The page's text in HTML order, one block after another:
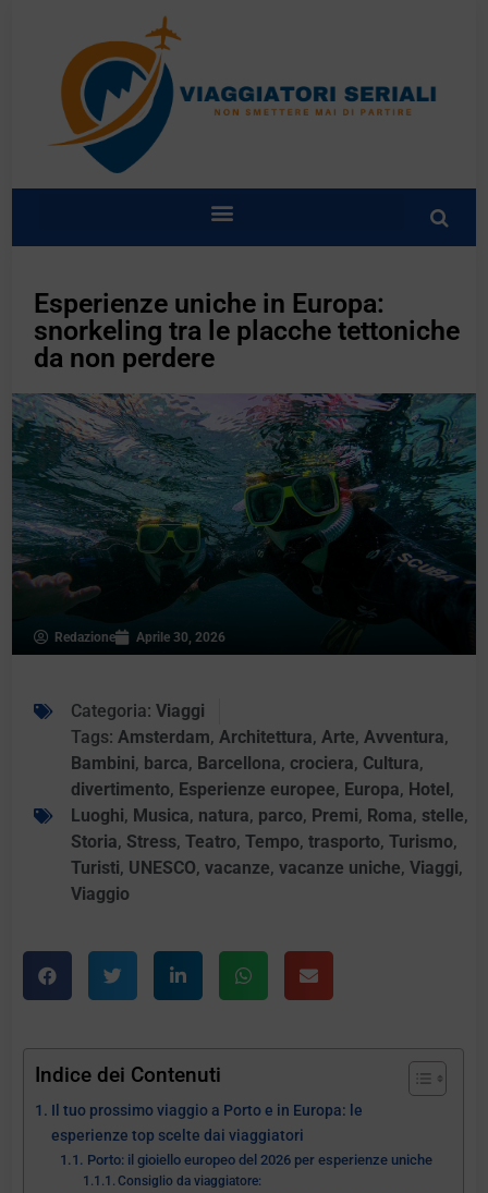
Esperienze uniche in Europa:
snorkeling tra le placche tettoniche
da non perdere
Redazione Aprile 30, 2026
Categoria: Viaggi
Tags: Amsterdam, Architettura, Arte, Avventura,
Bambini, barca, Barcellona,crociera, Cultura,
divertimento, Esperienze europee, Europa, Hotel,
Luoghi, Musica, natura, parco, Premi, Roma, stelle,
Storia, Stress,Teatro,Tempo,trasporto,Turismo,
Turisti, UNESCO,vacanze,vacanze uniche,Viaggi,
Viaggio
Indice dei Contenuti
Il tuo prossimo viaggio a Porto e in Europa: le
esperienze top scelte dai viaggiatori
Porto: il gioiello europeo del 2026 per esperienze uniche
Consiglio da viaggiatore: